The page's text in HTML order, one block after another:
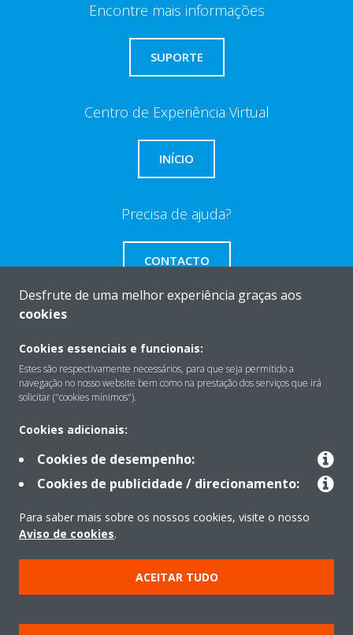
Encontre mais informações
SUPORTE
Centro de Experiência Virtual
INÍCIO
Precisa de ajuda?
CONTACTO
Sobre
Contacto
Produtos
Copyright © Daikin
Aviso Legal
Aviso de cookies Política de Proteção de Dados
Desfrute de uma melhor experiência graças aos
cookies
Cookies essenciais e funcionais:
Estes são respectivamente necessários, para que seja permitido a
navegação no nosso website bem como na prestação dos serviços que irá
solicitar ("cookies mínimos").
Cookies adicionais:
Cookies de desempenho:
Cookies de publicidade / direcionamento:
Para saber mais sobre os nossos cookies, visite o nosso
Aviso de cookies.
ACEITAR TUDO